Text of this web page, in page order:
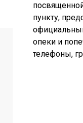
пункту,
опеки и
телефоны,